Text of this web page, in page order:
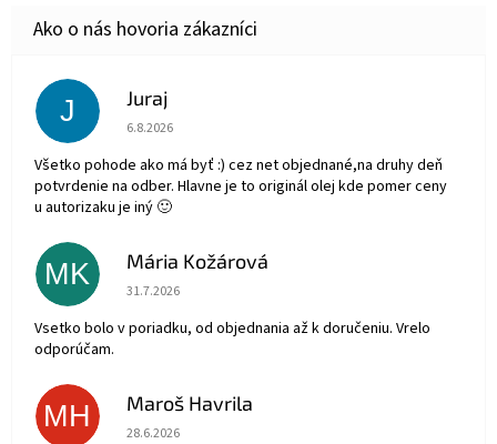
J Juraj
Hodnotenie obchodu je 5 z 5 hviezdičiek.
6.8.2026
Všetko pohode ako má byť :) cez net objednané,na druhy deň
potvrdenie na odber. Hlavne je to originál olej kde pomer ceny
u autorizaku je iný 🙂
MK Mária Kožárová
Hodnotenie obchodu je 5 z 5 hviezdičiek.
31.7.2026
Vsetko bolo v poriadku, od objednania až k doručeniu. Vrelo
odporúčam.
MH Maroš Havrila
Hodnotenie obchodu je 5 z 5 hviezdičiek.
28.6.2026